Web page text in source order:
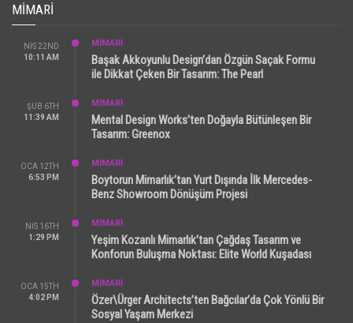
MIMARI
NIS 22ND
10:11 AM
MİMARİ
Başak Akkoyunlu Design’dan Özgün Saçak Formu
ile Dikkat Çeken Bir Tasarım: The Pearl
ŞUB 6TH
11:39 AM
MİMARİ
Mental Design Works’ten Doğayla Bütünleşen Bir
Tasarım: Greenox
OCA 12TH
6:53 PM
MİMARİ
Boytorun Mimarlık’tan Yurt Dışında İlk Mercedes-
Benz Showroom Dönüşüm Projesi
NIS 16TH
1:29 PM
MİMARİ
Yeşim Kozanlı Mimarlık’tan Çağdaş Tasarım ve
Konforun Buluşma Noktası: Elite World Kuşadası
OCA 15TH
4:02 PM
MİMARİ
Özer\Ürger Architects’ten Bağcılar’da Çok Yönlü Bir
Sosyal Yaşam Merkezi